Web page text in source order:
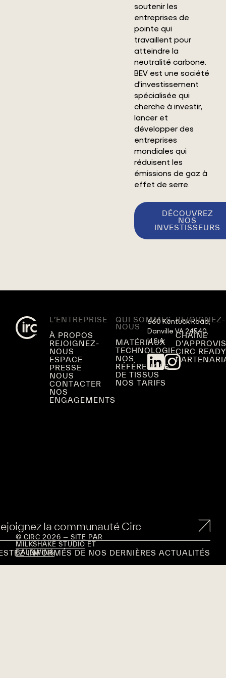
soutenir les
entreprises de
pointe qui
travaillent pour
atteindre la
neutralité carbone.
BEV est une société
d'investissement
spécialisée qui
cherche à investir,
lancer et
développer des
entreprises
mondiales qui
réduisent les
émissions de gaz à
effet de serre.
DÉCOUVREZ
NOS
INVESTISSEURS
L’ENTREPRISE
À PROPOS
REJOIGNEZ-
NOUS
ESPACE
PRESSE
NOUS
CONTACTER
NOS
ENGAGEMENTS
QUI SOMMES-
NOUS
MATÉRIAUX
TECHNOLOGIE
NOS
RÉFÉRENCES
DE TISSUS
NOS TARIFS
CHAÎNE
CIRC READY
660 Kentuck Road,
Danville VA 24540,
U.S.A.
la communauté Circ
INFORMÉS DE NOS DERNIÈRES ACTUALITÉS
© CIRC 2026 — SITE PAR
MILKSHAKE STUDIO ET
BALDWIN&